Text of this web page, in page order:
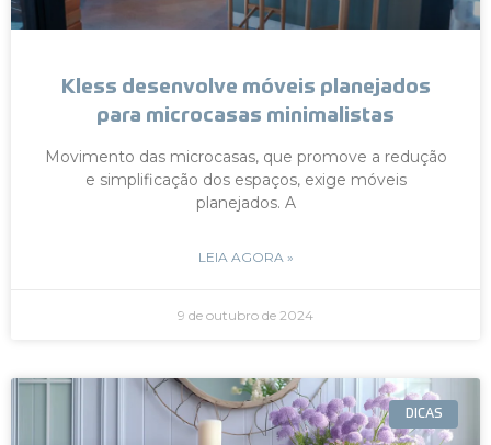
Kless desenvolve móveis planejados
para microcasas minimalistas
Movimento das microcasas, que promove a redução
e simplificação dos espaços, exige móveis
planejados. A
LEIA AGORA »
9 de outubro de 2024
DICAS